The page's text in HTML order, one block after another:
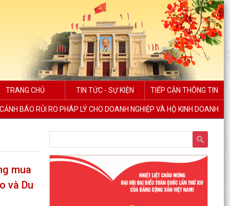
TRANG CHỦ TIN TỨC - SỰ KIỆN TIẾP CẬN THÔNG TIN
CẢNH BÁO RỦI RO PHÁP LÝ CHO DOANH NGHIỆP VÀ HỘ KINH DOANH
mua
và Du